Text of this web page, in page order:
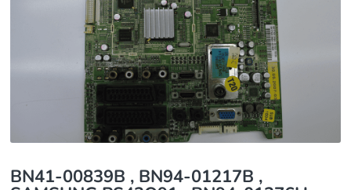
BN41-00839B , BN94-01217B ,